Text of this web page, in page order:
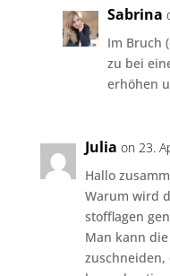
Sabrina
Im Bruch
zu bei
erhöhen
Julia on 23.
Hallo
Warum wird
stofflagen
Man kann